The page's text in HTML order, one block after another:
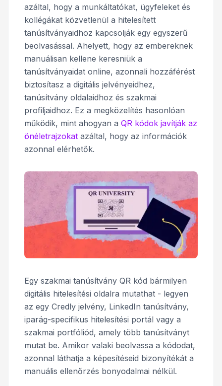
azáltal, hogy a munkáltatókat, ügyfeleket és
kollégákat közvetlenül a hitelesített
tanúsítványaidhoz kapcsolják egy egyszerű
beolvasással. Ahelyett, hogy az embereknek
manuálisan kellene keresniük a
tanúsítványaidat online, azonnali hozzáférést
biztosítasz a digitális jelvényeidhez,
tanúsítvány oldalaidhoz és szakmai
profiljaidhoz. Ez a megközelítés hasonlóan
működik, mint ahogyan a QR kódok javítják az
önéletrajzokat azáltal, hogy az információk
azonnal elérhetők.
Egy szakmai tanúsítvány QR kód bármilyen
digitális hitelesítési oldalra mutathat - legyen
az egy Credly jelvény, LinkedIn tanúsítvány,
iparág-specifikus hitelesítési portál vagy a
szakmai portfóliód, amely több tanúsítványt
mutat be. Amikor valaki beolvassa a kódodat,
azonnal láthatja a képesítéseid bizonyítékát a
manuális ellenőrzés bonyodalmai nélkül.